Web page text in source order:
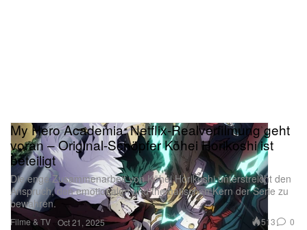
Filme & TV
My Hero Academia: Netflix-Realverfilmung geht
voran – Original-Schöpfer Kōhei Horikoshi ist
beteiligt
Die enge Zusammenarbeit von Kōhei Horikoshi unterstreicht den
Anspruch, den emotionalen und thematischen Kern der Serie zu
bewahren.
Oct 21, 2025 513 0